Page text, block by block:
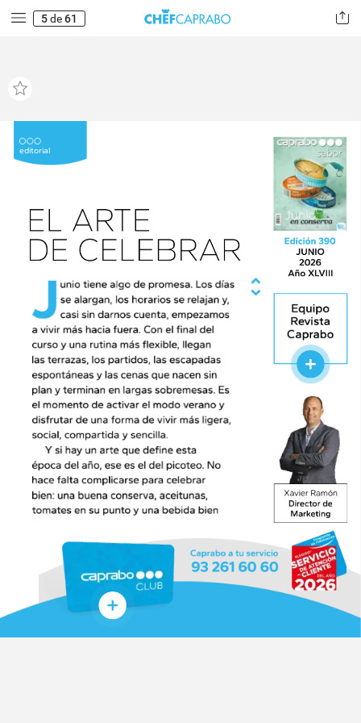
5de61
editorial